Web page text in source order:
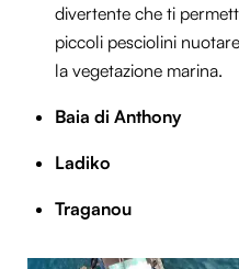
divertente che ti
piccoli pesciolini
la vegetazione marina.
Baia di Anthony
Ladiko
Traganou